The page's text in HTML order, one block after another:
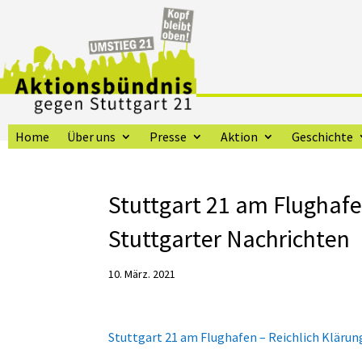
Home Über uns Presse Aktion Geschichte
Stuttgart 21 am
Stuttgarter Nachrichten
10. März. 2021
Stuttgart 21 am Flughafen – Reichlich